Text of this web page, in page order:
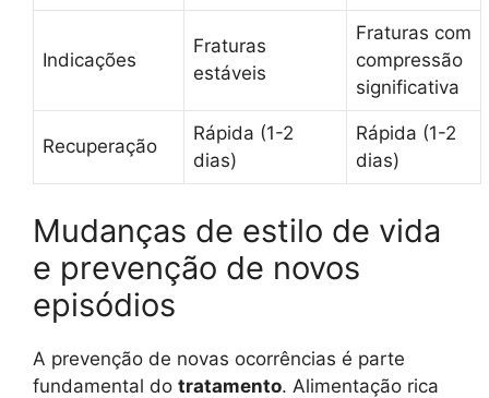
Indicações
Fraturas
estáveis
Fraturas com
compressão
significativa
Recuperação
Rápida (1-2
dias)
Rápida (1-2
dias)
Mudanças de estilo de vida
e prevenção de novos
episódios
A prevenção de novas ocorrências é parte
fundamental do tratamento. Alimentação rica